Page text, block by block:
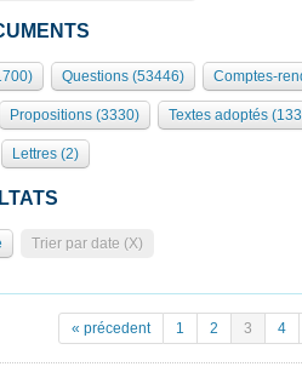
Questions (53446) Comptes-
Propositions (3330) Textes adoptés
Lettres (2)
Trier par date (X)
« précedent 1 2 3 4